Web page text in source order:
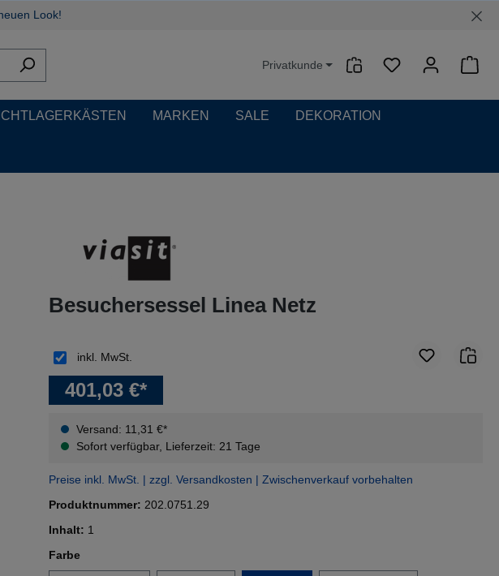
Look!
Privatkunde
MARKEN SALE DEKORATION
Besuchersessel Linea Netz
401,03 €*
Versand: 11,31 €*
Sofort verfügbar, Lieferzeit: 21 Tage
inkl. MwSt.
Preise inkl. MwSt. | zzgl. Versandkosten | Zwischenverkauf vorbehalten
Produktnummer: 202.0751.29
Inhalt: 1
Farbeauswählen